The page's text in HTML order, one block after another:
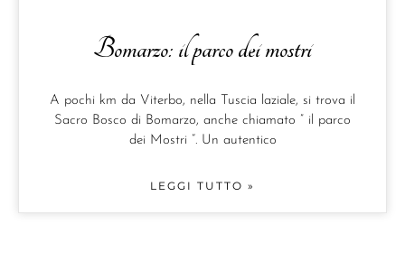
Bomarzo: il parco dei mostri
A pochi km da Viterbo, nella Tuscia laziale, si trova il
Sacro Bosco di Bomarzo, anche chiamato ” il parco
dei Mostri “. Un autentico
LEGGI TUTTO »